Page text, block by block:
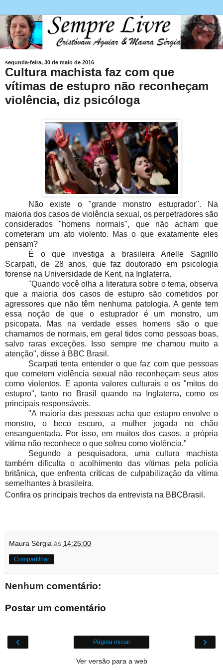
segunda-feira, 30 de maio de 2016
Cultura machista faz com que
vítimas de estupro não reconheçam
violência, diz psicóloga
Não existe o "grande monstro estuprador". Na
maioria dos casos de violência sexual, os perpetradores são
considerados "homens normais", que não acham que
cometeram um ato violento. Mas o que exatamente eles
pensam?
É o que investiga a brasileira Arielle Sagrillo
Scarpati, de 28 anos, que faz doutorado em psicologia
forense na Universidade de Kent, na Inglaterra.
"Quando você olha a literatura sobre o tema, observa
que a maioria dos casos de estupro são cometidos por
agressores que não têm nenhuma patologia. A gente tem
essa noção de que o estuprador é um monstro, um
psicopata. Mas na verdade esses homens são o que
chamamos de normais, em geral tidos como pessoas boas,
salvo raras exceções. Isso sempre me chamou muito a
atenção", disse à BBC Brasil.
Scarpati tenta entender o que faz com que pessoas
que cometem violência sexual não reconheçam seus atos
como violentos. E aponta valores culturais e os "mitos do
estupro", tanto no Brasil quando na Inglaterra, como os
principais responsáveis.
"A maioria das pessoas acha que estupro envolve o
monstro, o beco escuro, a mulher jogada no chão
ensanguentada. Por isso, em muitos dos casos, a própria
vítima não reconhece o que sofreu como violência."
Segundo a pesquisadora, uma cultura machista
também dificulta o acolhimento das vítimas pela polícia
britânica, que enfrenta críticas de culpabilização da vítima
semelhantes à brasileira.
Confira os principais trechos da entrevista na BBCBrasil.
Maura Sérgia às 14:25:00
Compartilhar
Nenhum comentário:
Postar um comentário
‹ ›
Página inicial
Ver versão para a web